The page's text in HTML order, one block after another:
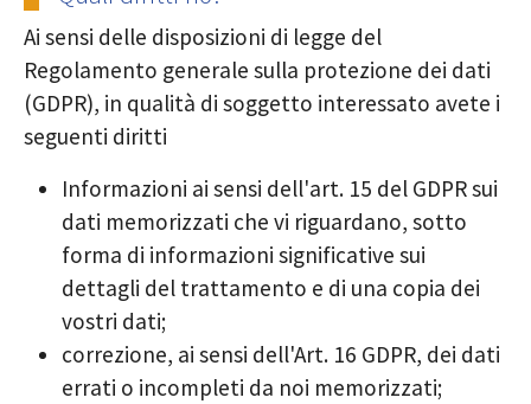
Ai sensi delle disposizioni di legge del
Regolamento generale sulla protezione dei dati
(GDPR), in qualità di soggetto interessato avete i
seguenti diritti
Informazioni ai sensi dell'art. 15 del GDPR sui
dati memorizzati che vi riguardano, sotto
forma di informazioni significative sui
dettagli del trattamento e di una copia dei
vostri dati;
correzione, ai sensi dell'Art. 16 GDPR, dei dati
errati o incompleti da noi memorizzati;